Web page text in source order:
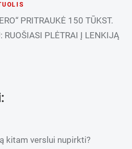
PRITRAUKĖ 150 TŪKST.
RUOŠIASI PLĖTRAI Į LENKIJĄ
kitam verslui nupirkti?